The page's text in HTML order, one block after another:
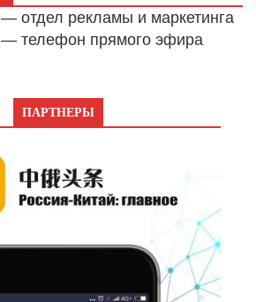
— отдел рекламы и маркетинга
— телефон прямого эфира
ПАРТНЕРЫ